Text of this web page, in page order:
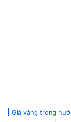
Giá vàng trong